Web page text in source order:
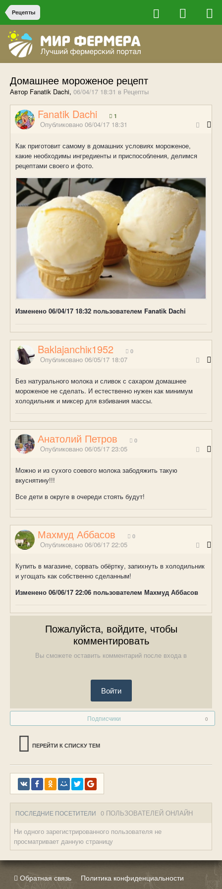
Рецепты
Домашнее мороженое рецепт
Автор Fanatik Dachi, 06/04/17 18:31 в Рецепты
Fanatik Dachi 1
Опубликовано 06/04/17 18:31
Как приготовит самому в домашних условиях мороженое,
какие необходимы ингредиенты и приспособления, делимся
рецептами своего и фото.
Изменено 06/04/17 18:32 пользователем Fanatik Dachi
Baklajanсhiк1952 0
Опубликовано 06/05/17 18:07
Без натурального молока и сливок с сахаром домашнее
мороженое не сделать. И естественно нужен как минимум
холодильник и миксер для взбивания массы.
Анатолий Петров 0
Опубликовано 06/05/17 23:05
Можно и из сухого соевого молока забодяжить такую
вкуснятину!!!
Все дети в округе в очереди стоять будут!
Махмуд Аббасов 0
Опубликовано 06/06/17 22:05
Купить в магазине, сорвать обёртку, запихнуть в холодильник
и угощать как собственно сделанным!
Изменено 06/06/17 22:06 пользователем Махмуд Аббасов
Пожалуйста, войдите, чтобы
комментировать
Вы сможете оставить комментарий после входа в
Войти
Подписчики 0
ПЕРЕЙТИ К СПИСКУ ТЕМ
ПОСЛЕДНИЕ ПОСЕТИТЕЛИ 0 ПОЛЬЗОВАТЕЛЕЙ ОНЛАЙН
Ни одного зарегистрированного пользователя не
просматривает данную страницу
Обратная связь Политика конфиденциальности